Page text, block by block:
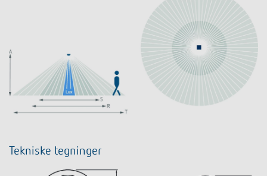
Tekniske tegninger